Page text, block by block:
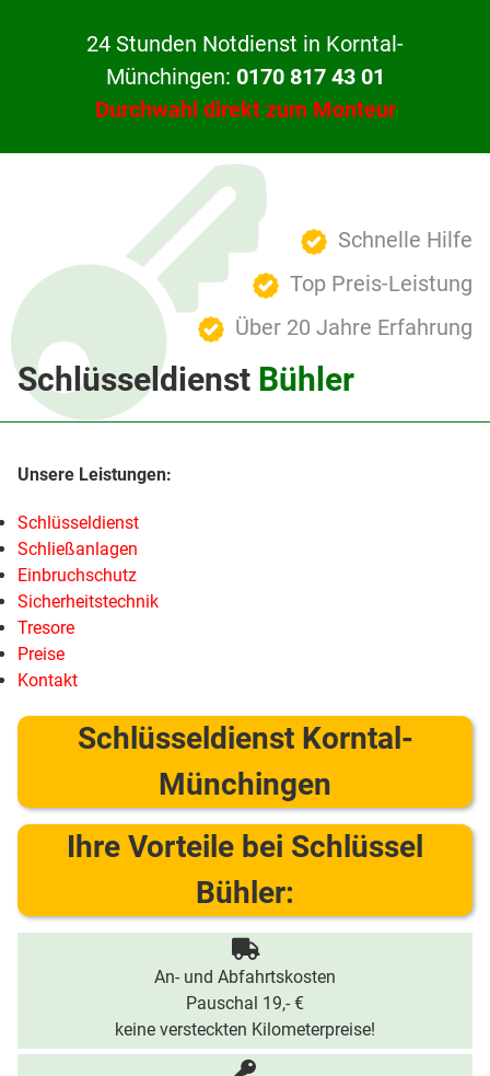
24 Stunden Notdienst in Korntal-
Münchingen: 0170 817 43 01
Durchwahl direkt zum Monteur
Schnelle Hilfe
Top Preis-Leistung
Über 20 Jahre Erfahrung
Schlüsseldienst Bühler
Schlüsseldienst
Schließanlagen
Einbruchschutz
Sicherheitstechnik
Tresore
Preise
Kontakt
Schlüsseldienst Korntal-
Münchingen
Ihre Vorteile bei Schlüssel
Bühler:
An- und Abfahrtskosten
Pauschal 19,- €
keine versteckten Kilometerpreise!